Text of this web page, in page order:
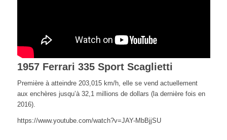
1957 Ferrari 335 Sport Scaglietti
Première à atteindre 203,015 km/h, elle se vend actuellement
aux enchères jusqu’à 32,1 millions de dollars (la dernière fois en
2016).
https://www.youtube.com/watch?v=JAY-MbBjjSU